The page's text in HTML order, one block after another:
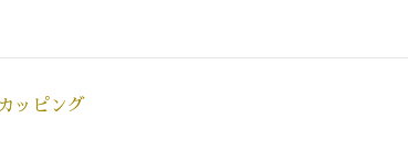
ッピング